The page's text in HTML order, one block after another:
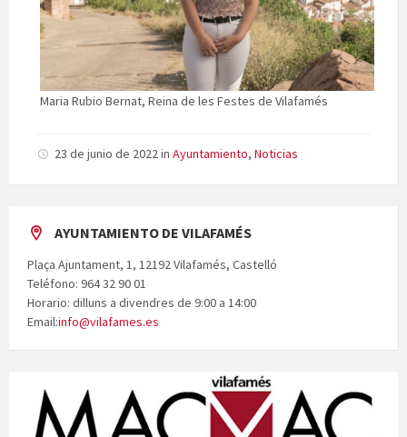
Maria Rubio Bernat, Reina de les Festes de Vilafamés
23 de junio de 2022in Ayuntamiento, Noticias
AYUNTAMIENTO DE VILAFAMÉS
Plaça Ajuntament, 1, 12192 Vilafamés, Castelló
Teléfono: 964 32 90 01
Horario: dilluns a divendres de 9:00 a 14:00
Email:info@vilafames.es